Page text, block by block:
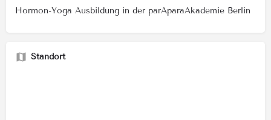
Hormon-Yoga Ausbildung in der parAparaAkademie Berlin
Standort